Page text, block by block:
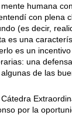
humana
con plena
(es decir,
es una
es un
una
de las
por la